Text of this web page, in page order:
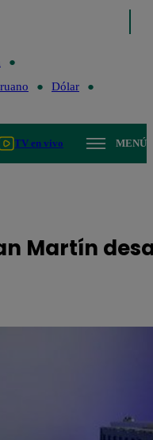
Dólar
TV en vivo MENÚ
Martín